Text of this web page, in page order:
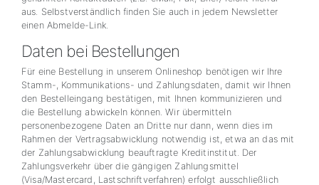
aus. Selbstverständlich finden Sie auch in jedem Newsletter
einen Abmelde-Link.
Daten bei Bestellungen
Für eine Bestellung in unserem Onlineshop benötigen wir Ihre
Stamm-, Kommunikations- und Zahlungsdaten, damit wir Ihnen
den Bestelleingang bestätigen, mit Ihnen kommunizieren und
die Bestellung abwickeln können. Wir übermitteln
personenbezogene Daten an Dritte nur dann, wenn dies im
Rahmen der Vertragsabwicklung notwendig ist, etwa an das mit
der Zahlungsabwicklung beauftragte Kreditinstitut. Der
Zahlungsverkehr über die gängigen Zahlungsmittel
(Visa/Mastercard, Lastschriftverfahren) erfolgt ausschließlich